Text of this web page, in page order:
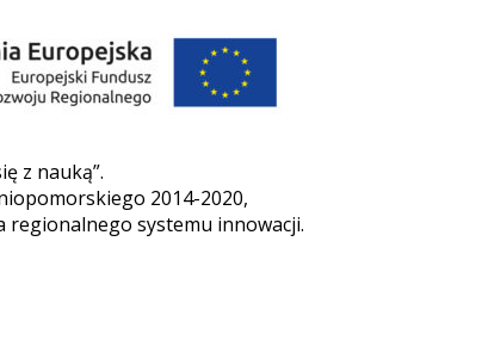
z nauką”.
2014-2020,
regionalnego systemu innowacji.